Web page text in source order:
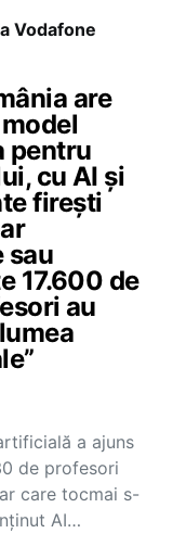
Vodafone
are
pentru
cu AI și
firești
sau
17.600 de
au
a ajuns
de profesori
care tocmai s-
AI…